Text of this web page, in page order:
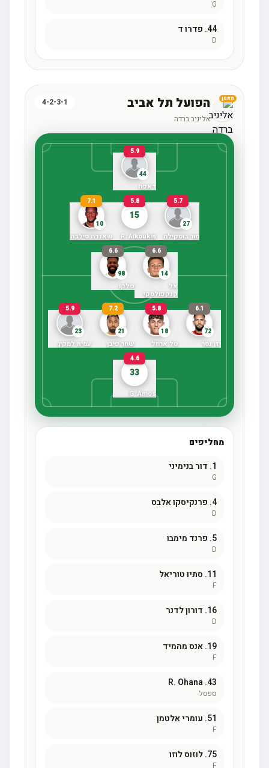
44. פדרו ד
מאמן הפועל תל אביב
אליניב ברדה
4-2-3-1
44
5.9
דאפה
27
5.7
מור בוסקילה
15
5.8
R. Alkoukin
10
7.1
שאנדה סילבה
14
6.6
אל
קנקפולסקי
98
6.6
פלקו
72
6.1
יזן נסר
18
5.8
טל ארחל
21
7.2
שחר פיבן
23
5.9
עמית למקין
33
4.6
G. Amos
מחליפים
דור בנימיני
פרנקיסקו אלבס
פרנד מימבו
11. סתיו טוריאל
16. דורון לדנר
19. אנס מהמיד
43.
R. Ohana
ספסל
51. עומרי אלטמן
75. לוזוס לוזו